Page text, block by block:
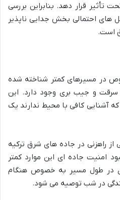
تأثیر قرار دهد. بنابراین بررسی
های احتمالی بخش جدایی ناپذیر
است.
در مسیرهای کمتر شناخته شده
و جیب بری وجود دارد. این
آشنایی کافی با محیط ندارند یک
راهزنی در جاده های شرق ترکیه
امنیت جاده ای این موارد کمتر
در طول مسیر به خصوص هنگام
در شب توصیه می شود.